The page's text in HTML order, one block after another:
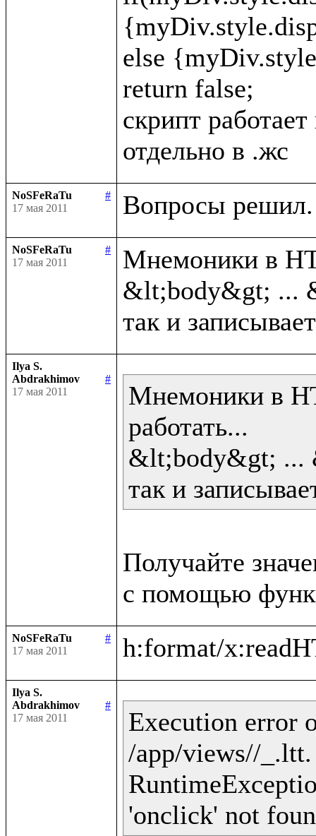
else
return false;
скрипт
NoSFeRaTu
#
17 мая 2011
NoSFeRaTu
#
17 мая 2011
Мнемоники в
&lt;body&gt; ...
Ilya S.
Abdrakhimov
#
17 мая 2011
Мнемоники в
работать...
&lt;body&gt; ...
так и
Получайте
NoSFeRaTu
#
17 мая 2011
Ilya S.
Abdrakhimov
#
17 мая 2011
Execution error
/app/views//
'onclick' not